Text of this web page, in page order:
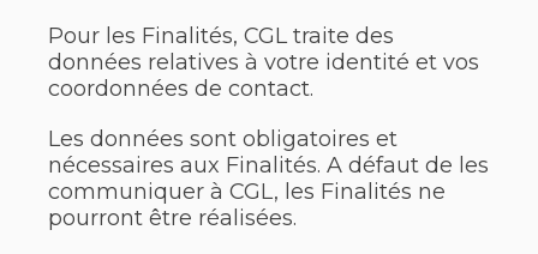
Pour les Finalités, CGL traite des
données relatives à votre identité et vos
coordonnées de contact.
Les données sont obligatoires et
nécessaires aux Finalités. A défaut de les
communiquer à CGL, les Finalités ne
pourront être réalisées.